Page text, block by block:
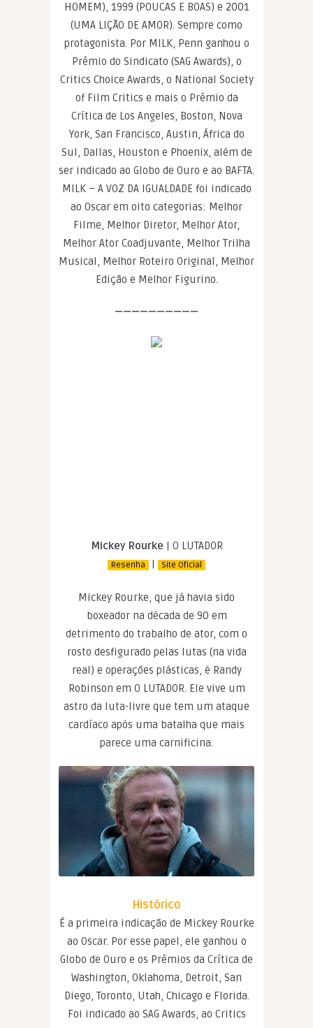
HOMEM), 1999 (POUCAS E BOAS) e 2001
(UMA LIÇÃO DE AMOR). Sempre como
protagonista. Por MILK, Penn ganhou o
Prêmio do Sindicato (SAG Awards), o
Critics Choice Awards, o National Society
of Film Critics e mais o Prêmio da
Crítica de Los Angeles, Boston, Nova
York, San Francisco, Austin, África do
Sul, Dallas, Houston e Phoenix, além de
ser indicado ao Globo de Ouro e ao BAFTA.
MILK – A VOZ DA IGUALDADE foi indicado
ao Oscar em oito categorias: Melhor
Filme, Melhor Diretor, Melhor Ator,
Melhor Ator Coadjuvante, Melhor Trilha
Musical, Melhor Roteiro Original, Melhor
Edição e Melhor Figurino.
——————————
Mickey Rourke | O LUTADOR
Resenha Site Oficial
Mickey Rourke, que já havia sido
boxeador na década de 90 em
detrimento do trabalho de ator, com o
rosto desfigurado pelas lutas (na vida
real) e operações plásticas, é Randy
Robinson em O LUTADOR. Ele vive um
astro da luta-livre que tem um ataque
cardíaco após uma batalha que mais
parece uma carnificina.
Histórico
É a primeira indicação de Mickey Rourke
ao Oscar. Por esse papel, ele ganhou o
Globo de Ouro e os Prêmios da Crítica de
Washington, Oklahoma, Detroit, San
Diego, Toronto, Utah, Chicago e Florida.
Foi indicado ao SAG Awards, ao Critics